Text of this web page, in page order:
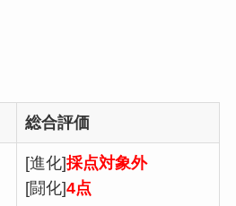
総合評価
[進化]採点対象外
[闘化]4点